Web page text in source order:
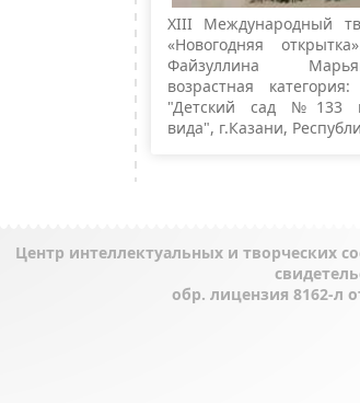
XIII Международный
«Новогодняя
Файзуллина
возрастная
"Детский сад №133
вида", г.Казани,
Центр интеллектуальных и творческих
обр. лицензия 8162-л